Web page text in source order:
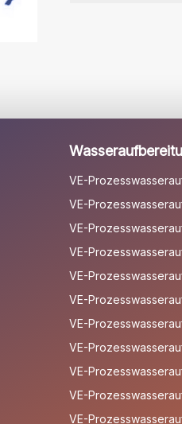
VE-
VE-
VE-
VE-
VE-
VE-
VE-
VE-
VE-
VE-
VE-